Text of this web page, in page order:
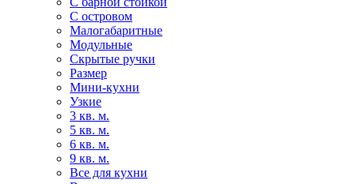
С островом
Малогабаритные
Модульные
Скрытые ручки
Размер
Мини-кухни
Узкие
3 кв. м.
5 кв. м.
6 кв. м.
9 кв. м.
Все для кухни